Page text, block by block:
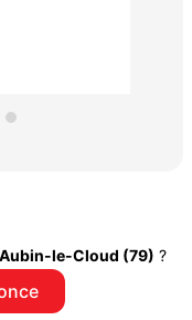
le-Cloud (79) ?